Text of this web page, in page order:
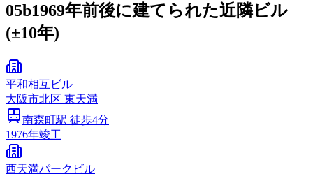
05b1969年前後に建てられた近隣ビル
(±10年)
平和相互ビル
大阪市北区 東天満
南森町駅 徒歩4分
1976年竣工
西天満パークビル